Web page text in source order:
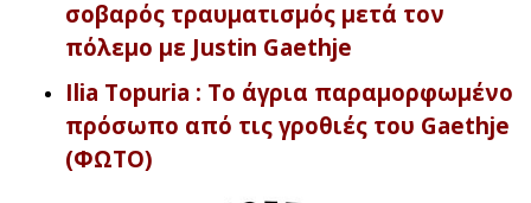
σοβαρός τραυματισμός μετά τον
πόλεμο με Justin Gaethje
Ilia Topuria : Το άγρια παραμορφωμένο
πρόσωπο από τις γροθιές του Gaethje
(ΦΩΤΟ)